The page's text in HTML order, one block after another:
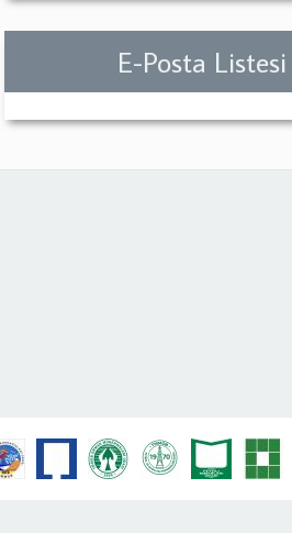
E-Posta Listesi